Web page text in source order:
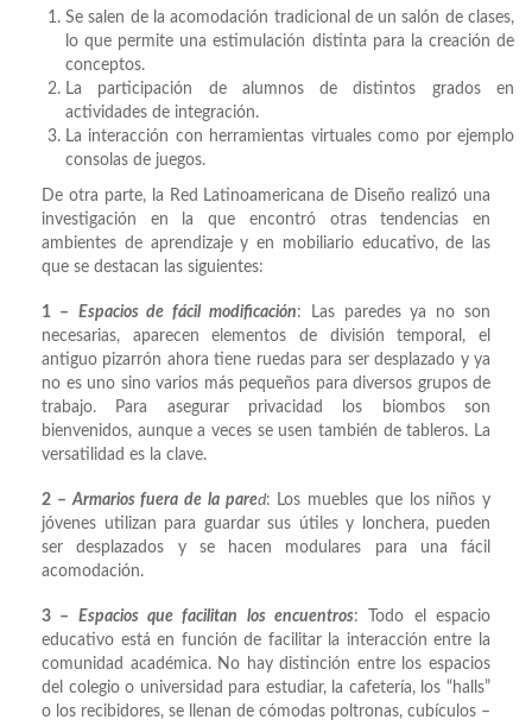
Se salen de la acomodación tradicional de un salón de clases,
lo que permite una estimulación distinta para la creación de
conceptos.
La participación de alumnos de distintos grados en
actividades de integración.
La interacción con herramientas virtuales como por ejemplo
consolas de juegos.
De otra parte, la Red Latinoamericana de Diseño realizó una
investigación en la que encontró otras tendencias en
ambientes de aprendizaje y en mobiliario educativo, de las
que se destacan las siguientes:
1 – Espacios de fácil modificación: Las paredes ya no son
necesarias, aparecen elementos de división temporal, el
antiguo pizarrón ahora tiene ruedas para ser desplazado y ya
no es uno sino varios más pequeños para diversos grupos de
trabajo. Para asegurar privacidad los biombos son
bienvenidos, aunque a veces se usen también de tableros. La
versatilidad es la clave.
2 –Armarios fuera de la pared: Los muebles que los niños y
jóvenes utilizan para guardar sus útiles y lonchera, pueden
ser desplazados y se hacen modulares para una fácil
acomodación.
3 – Espacios que facilitan los encuentros: Todo el espacio
educativo está en función de facilitar la interacción entre la
comunidad académica. No hay distinción entre los espacios
del colegio o universidad para estudiar, la cafetería, los “halls”
o los recibidores, se llenan de cómodas poltronas, cubículos –